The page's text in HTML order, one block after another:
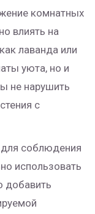
комнатных
влиять на
лаванда или
уюта, но и
не нарушить
с
соблюдения
использовать
добавить